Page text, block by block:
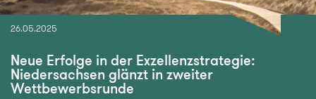
26.05.2025
Neue Erfolge in der Exzellenzstrategie:
Niedersachsen glänzt in zweiter
Wettbewerbsrunde